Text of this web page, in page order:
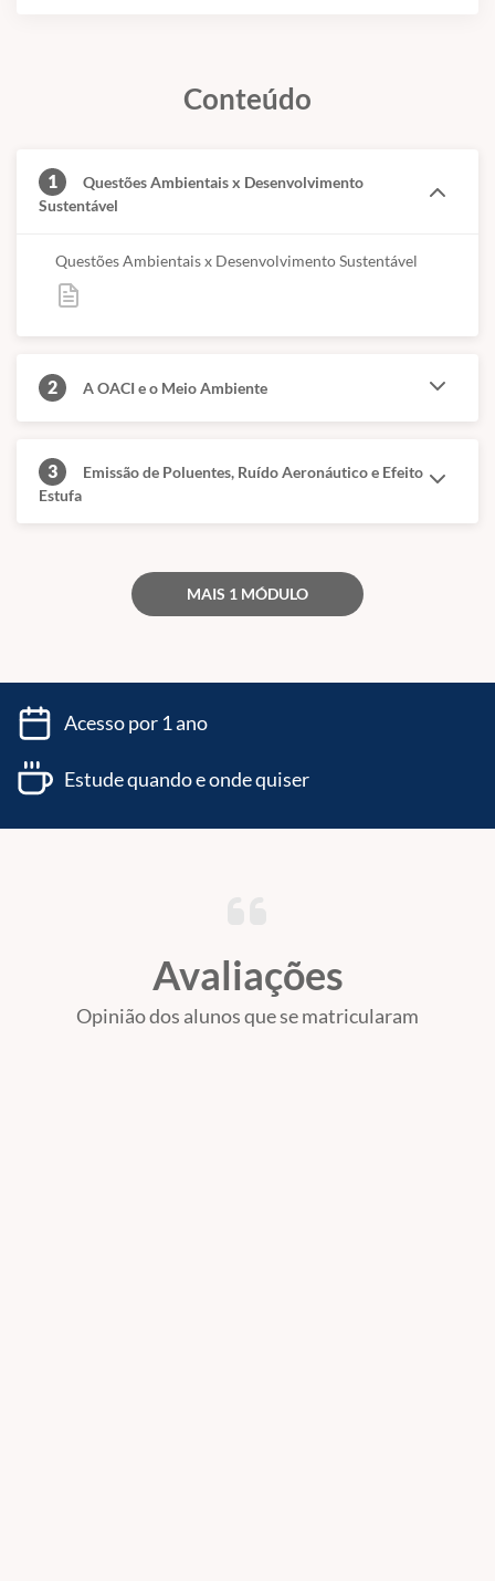
Conteúdo
1
Questões Ambientais x Desenvolvimento
Sustentável
Questões Ambientais x Desenvolvimento Sustentável
2 A OACI e o Meio Ambiente
3
Emissão de Poluentes, Ruído Aeronáutico e Efeito
Estufa
MAIS 1 MÓDULO
Acesso por 1 ano
Estude quando e onde quiser
Avaliações
Opinião dos alunos que se matricularam